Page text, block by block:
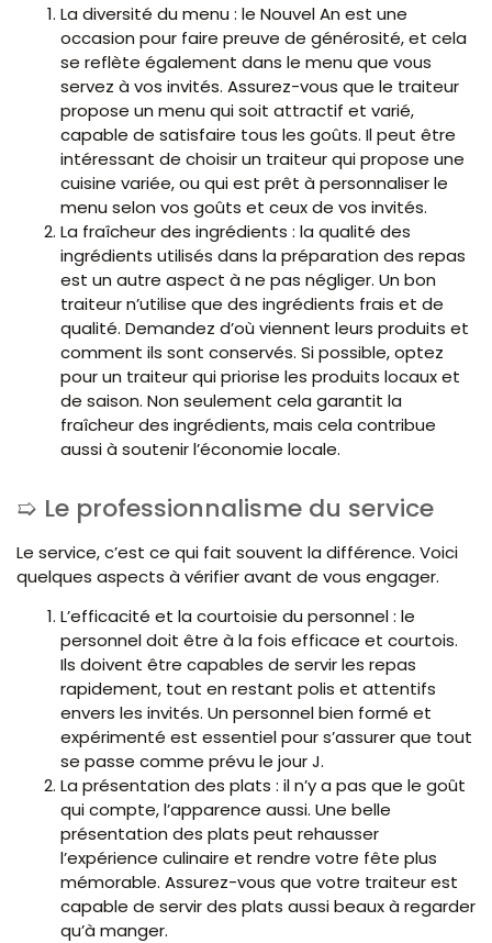
La diversité du menu : le Nouvel An est une
occasion pour faire preuve de générosité, et cela
se reflète également dans le menu que vous
servez à vos invités. Assurez-vous que le traiteur
propose un menu qui soit attractif et varié,
capable de satisfaire tous les goûts. Il peut être
intéressant de choisir un traiteur qui propose une
cuisine variée, ou qui est prêt à personnaliser le
menu selon vos goûts et ceux de vos invités.
La fraîcheur des ingrédients : la qualité des
ingrédients utilisés dans la préparation des repas
est un autre aspect à ne pas négliger. Un bon
traiteur n’utilise que des ingrédients frais et de
qualité. Demandez d’où viennent leurs produits et
comment ils sont conservés. Si possible, optez
pour un traiteur qui priorise les produits locaux et
de saison. Non seulement cela garantit la
fraîcheur des ingrédients, mais cela contribue
aussi à soutenir l’économie locale.
Le professionnalisme du service
Le service, c’est ce qui fait souvent la différence. Voici
quelques aspects à vérifier avant de vous engager.
L’efficacité et la courtoisie du personnel : le
personnel doit être à la fois efficace et courtois.
Ils doivent être capables de servir les repas
rapidement, tout en restant polis et attentifs
envers les invités. Un personnel bien formé et
expérimenté est essentiel pour s’assurer que tout
se passe comme prévu le jour J.
La présentation des plats : il n’y a pas que le goût
qui compte, l’apparence aussi. Une belle
présentation des plats peut rehausser
l’expérience culinaire et rendre votre fête plus
mémorable. Assurez-vous que votre traiteur est
capable de servir des plats aussi beaux à regarder
qu’à manger.